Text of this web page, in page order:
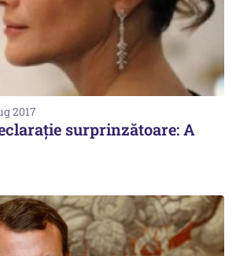
2017
surprinzătoare: A